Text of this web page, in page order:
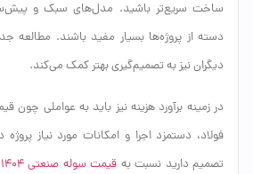
ساخت سریع‌تر باشید. مدل‌های سبک و
دسته از پروژه‌ها بسیار مفید باشند. مطالعه
دیگران نیز به تصمیم‌گیری بهتر کمک می‌کند.
در زمینه برآورد هزینه نیز باید به عواملی چون
فولاد، دستمزد اجرا و امکانات مورد نیاز
تصمیم دارید نسبت به قیمت سوله صنعتی ۱۴۰۴